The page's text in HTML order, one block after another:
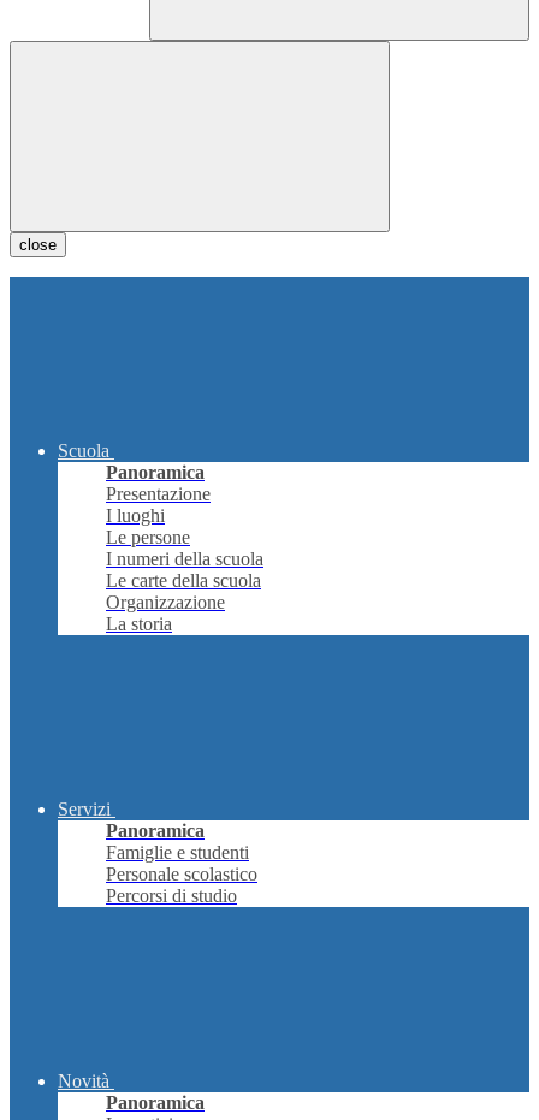
close
Scuola
Panoramica
Presentazione
I luoghi
Le persone
I numeri della scuola
Le carte della scuola
Organizzazione
La storia
Servizi
Panoramica
Famiglie e studenti
Personale scolastico
Percorsi di studio
Novità
Panoramica